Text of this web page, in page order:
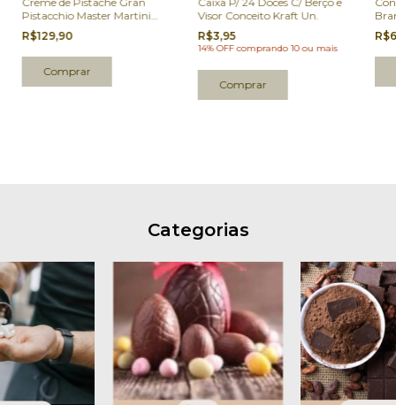
Pistacchio Master Martini
Bisnaga 1,01kg
R$129,90
Visor Conceito Kraft Un.
R$3,95
14% OFF comprando 10 ou mais
Categorias